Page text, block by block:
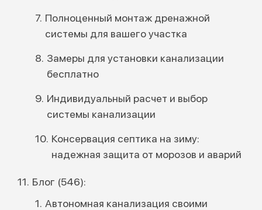
Полноценный монтаж дренажной
системы для вашего участка
Замеры для установки канализации
бесплатно
Индивидуальный расчет и выбор
системы канализации
Консервация септика на зиму:
надежная защита от морозов и аварий
Блог (546):
Автономная канализация своими